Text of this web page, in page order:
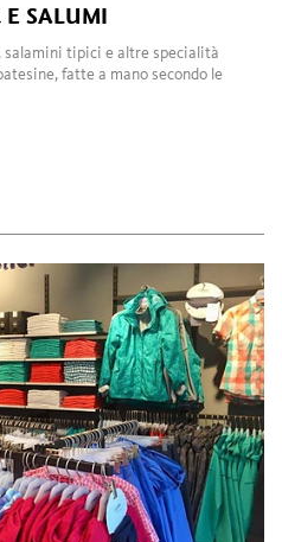
E SALUMI
salamini tipici e altre specialità
fatte a mano secondo le